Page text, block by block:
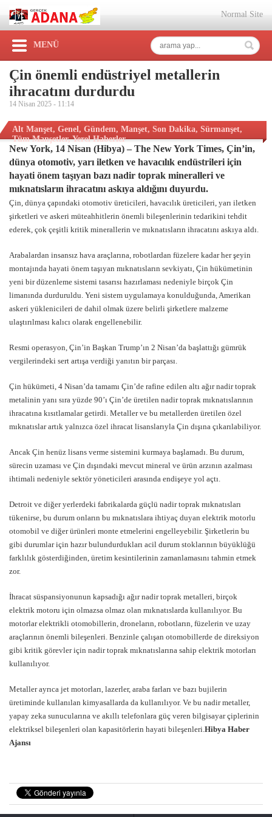
Normal Site
MENÜ
Çin önemli endüstriyel metallerin
ihracatını durdurdu
14 Nisan 2025 - 11:14
Alt Manşet, Genel, Gündem, Manşet, Son Dakika, Sürmanşet,
Tüm Manşetler,Yerel Haberler
New York, 14 Nisan (Hibya) – The New York Times, Çin’in,
dünya otomotiv, yarı iletken ve havacılık endüstrileri için
hayati önem taşıyan bazı nadir toprak mineralleri ve
mıknatısların ihracatını askıya aldığını duyurdu.
Çin, dünya çapındaki otomotiv üreticileri, havacılık üreticileri, yarı iletken
şirketleri ve askeri müteahhitlerin önemli bileşenlerinin tedarikini tehdit
ederek, çok çeşitli kritik minerallerin ve mıknatısların ihracatını askıya aldı.
Arabalardan insansız hava araçlarına, robotlardan füzelere kadar her şeyin
montajında ​​hayati önem taşıyan mıknatısların sevkiyatı, Çin hükümetinin
yeni bir düzenleme sistemi tasarısı hazırlaması nedeniyle birçok Çin
limanında durduruldu. Yeni sistem uygulamaya konulduğunda, Amerikan
askeri yüklenicileri de dahil olmak üzere belirli şirketlere malzeme
ulaştırılması kalıcı olarak engellenebilir.
Resmi operasyon, Çin’in Başkan Trump’ın 2 Nisan’da başlattığı gümrük
vergilerindeki sert artışa verdiği yanıtın bir parçası.
Çin hükümeti, 4 Nisan’da tamamı Çin’de rafine edilen altı ağır nadir toprak
metalinin yanı sıra yüzde 90’ı Çin’de üretilen nadir toprak mıknatıslarının
ihracatına kısıtlamalar getirdi. Metaller ve bu metallerden üretilen özel
mıknatıslar artık yalnızca özel ihracat lisanslarıyla Çin dışına çıkarılabiliyor.
Ancak Çin henüz lisans verme sistemini kurmaya başlamadı. Bu durum,
sürecin uzaması ve Çin dışındaki mevcut mineral ve ürün arzının azalması
ihtimali nedeniyle sektör yöneticileri arasında endişeye yol açtı.
Detroit ve diğer yerlerdeki fabrikalarda güçlü nadir toprak mıknatısları
tükenirse, bu durum onların bu mıknatıslara ihtiyaç duyan elektrik motorlu
otomobil ve diğer ürünleri monte etmelerini engelleyebilir. Şirketlerin bu
gibi durumlar için hazır bulundurdukları acil durum stoklarının büyüklüğü
farklılık gösterdiğinden, üretim kesintilerinin zamanlamasını tahmin etmek
zor.
İhracat süspansiyonunun kapsadığı ağır nadir toprak metalleri, birçok
elektrik motoru için olmazsa olmaz olan mıknatıslarda kullanılıyor. Bu
motorlar elektrikli otomobillerin, droneların, robotların, füzelerin ve uzay
araçlarının önemli bileşenleri. Benzinle çalışan otomobillerde de direksiyon
gibi kritik görevler için nadir toprak mıknatıslarına sahip elektrik motorları
kullanılıyor.
Metaller ayrıca jet motorları, lazerler, araba farları ve bazı bujilerin
üretiminde kullanılan kimyasallarda da kullanılıyor. Ve bu nadir metaller,
yapay zeka sunucularına ve akıllı telefonlara güç veren bilgisayar çiplerinin
elektriksel bileşenleri olan kapasitörlerin hayati bileşenleri.Hibya Haber
Ajansı